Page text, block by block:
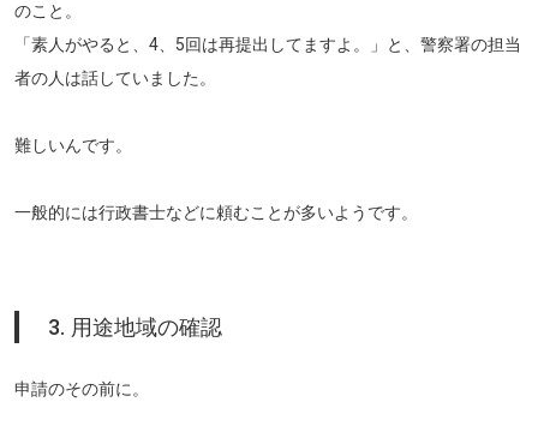
のこと。
「素人がやると、4、5回は再提出してますよ。」と、警察署の担当
者の人は話していました。
難しいんです。
一般的には行政書士などに頼むことが多いようです。
3. 用途地域の確認
申請のその前に。